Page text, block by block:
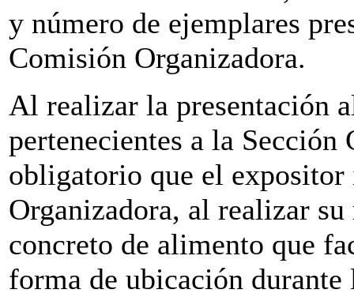
y número de ejemplares
Comisión Organizadora.
Al realizar la presentación
pertenecientes a la Sección
obligatorio que el
Organizadora, al realizar
concreto de alimento que
forma de ubicación